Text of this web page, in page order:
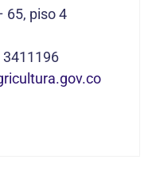
65, piso 4
3411196